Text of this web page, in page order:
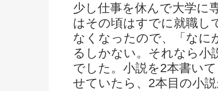
少し仕事を休んで大学に
はその頃はすでに就職し
なくなったので、「なに
るしかない。それなら小
でした。小説を2本書い
せていたら、2本目の小